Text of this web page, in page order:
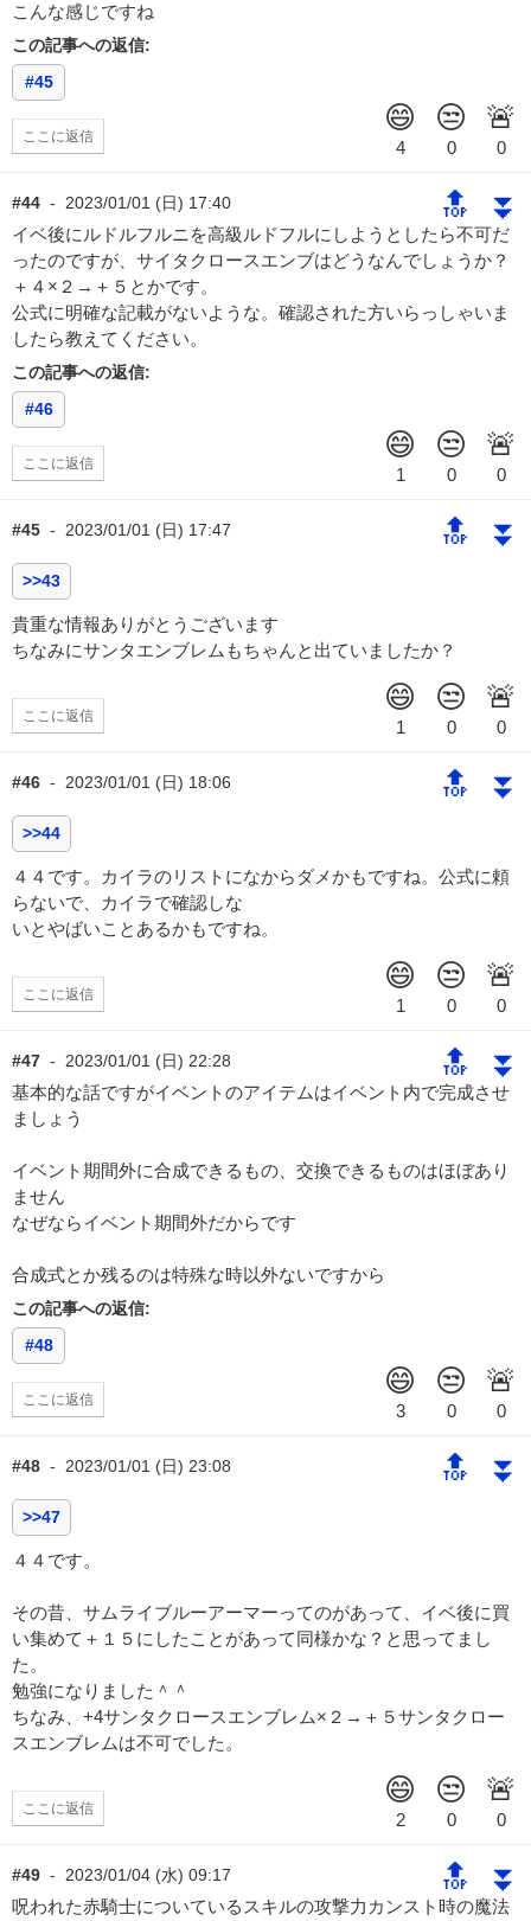
こんな感じですね
この記事への返信:
#45
ここに返信
#44 - 2023/01/01 (日) 17:40 🔝 ⏬
イベ後にルドルフルニを高級ルドフルにしようとしたら不可だ
ったのですが、サイタクロースエンブはどうなんでしょうか？
＋４×２→＋５とかです。
公式に明確な記載がないような。確認された方いらっしゃいま
したら教えてください。
この記事への返信:
#46
ここに返信
#45 - 2023/01/01 (日) 17:47 🔝 ⏬
>>43
貴重な情報ありがとうございます
ちなみにサンタエンブレムもちゃんと出ていましたか？
ここに返信
#46 - 2023/01/01 (日) 18:06 🔝 ⏬
>>44
４４です。カイラのリストになからダメかもですね。公式に頼
らないで、カイラで確認しな
いとやばいことあるかもですね。
ここに返信
#47 - 2023/01/01 (日) 22:28 🔝 ⏬
基本的な話ですがイベントのアイテムはイベント内で完成させ
ましょう
イベント期間外に合成できるもの、交換できるものはほぼあり
ません
なぜならイベント期間外だからです
合成式とか残るのは特殊な時以外ないですから
この記事への返信:
#48
ここに返信
#48 - 2023/01/01 (日) 23:08 🔝 ⏬
>>47
４４です。
その昔、サムライブルーアーマーってのがあって、イベ後に買
い集めて＋１５にしたことがあって同様かな？と思ってまし
た。
勉強になりました＾＾
ちなみ、+4サンタクロースエンブレム×２→＋５サンタクロー
スエンブレムは不可でした。
ここに返信
#49 - 2023/01/04 (水) 09:17 🔝 ⏬
呪われた赤騎士についているスキルの攻撃力カンスト時の魔法